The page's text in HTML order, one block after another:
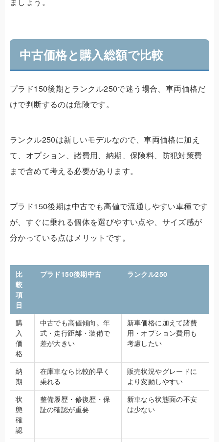
中古価格と購入総額で比較
プラド150後期とランクル250で迷う場合、車両価格だ
けで判断するのは危険です。
ランクル250は新しいモデルなので、車両価格に加え
て、オプション、諸費用、納期、保険料、防犯対策費
まで含めて考える必要があります。
プラド150後期は中古でも高値で流通しやすい車種です
が、すぐに乗れる個体を選びやすい点や、サイズ感が
分かっている点はメリットです。
比
較
項
目
プラド150後期中古 ランクル250
購
入
価
格
中古でも高値傾向。年
式・走行距離・装備で
差が大きい
新車価格に加えて諸費
用・オプション費用も
考慮したい
納
期
在庫車なら比較的早く
乗れる
販売状況やグレードに
より変動しやすい
状
態
確
認
整備履歴・修復歴・保
証の確認が重要
新車なら状態面の不安
は少ない